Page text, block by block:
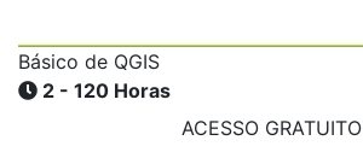
Básico de QGIS
2 - 120 Horas
ACESSO GRATUITO